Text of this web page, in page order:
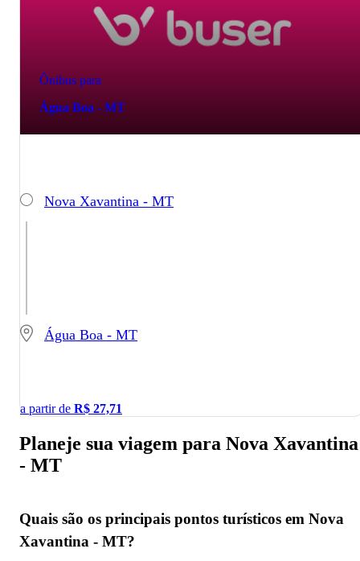
Ônibus para
Água Boa - MT
Nova Xavantina - MT
Água Boa - MT
a partir de R$ 27,71
Planeje sua viagem para Nova Xavantina
- MT
Quais são os principais pontos turísticos em Nova
Xavantina - MT?